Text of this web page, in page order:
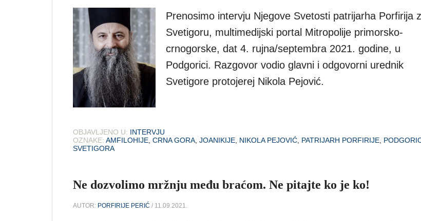
Prenosimo intervju Njegove Svetosti patrijarha Porfirija
Svetigoru, multimedijski portal Mitropolije primorsko-
crnogorske, dat 4. rujna/septembra 2021. godine, u
Podgorici. Razgovor vodio glavni i odgovorni urednik
Svetigore protojerej Nikola Pejović.
OBJAVLJENO U: INTERVJU
OZNAKE: AMFILOHIJE CRNA GORA JOANIKIJE NIKOLA PEJOVIĆ PATRIJARH PORFIRIJE
SVETIGORA
Ne dozvolimo mržnju među braćom. Ne pitajte ko je ko!
AUTOR: PORFIRIJE PERIĆ / 11.09.2021.